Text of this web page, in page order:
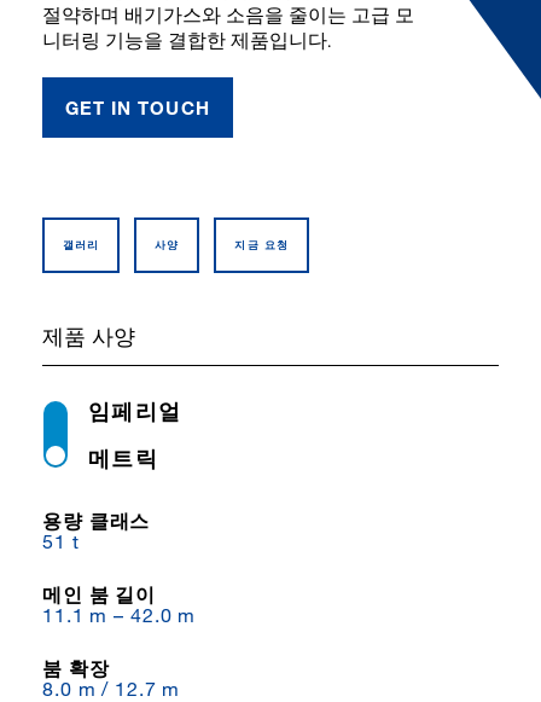
절약하며 배기가스와 소음을 줄이는 고급 모
니터링 기능을 결합한 제품입니다.
GET IN TOUCH
갤러리 사양 지금 요청
제품 사양
메트릭
임페리얼
용량 클래스
51 t
메인 붐 길이
11.1 m – 42.0 m
붐 확장
8.0 m / 12.7 m